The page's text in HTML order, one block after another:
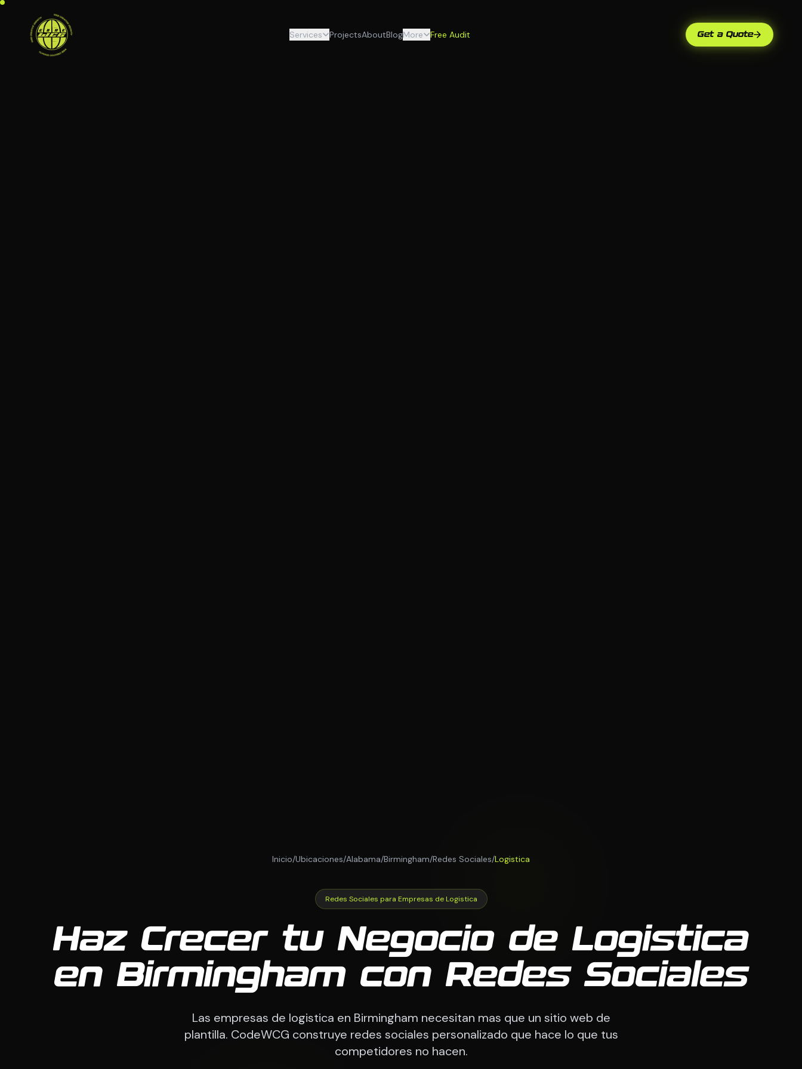
Services ProjectsAboutBlogMore Free Audit Get a Quote
Inicio/Ubicaciones/Alabama/Birmingham/Redes Sociales/Logistica
Redes Sociales para Empresas de Logistica
Haz Crecer tu Negocio de Logistica
en Birmingham con Redes Sociales
Las empresas de logistica en Birmingham necesitan mas que un sitio web de
plantilla. CodeWCG construye redes sociales personalizado que hace lo que tus
competidores no hacen.